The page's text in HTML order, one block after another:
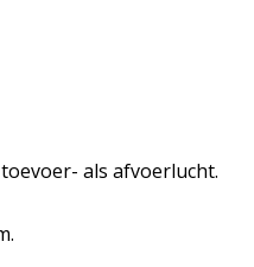
als afvoerlucht.